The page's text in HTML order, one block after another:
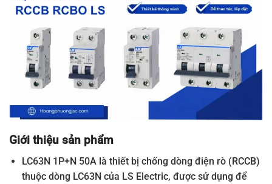
Giới thiệu sản phẩm
LC63N 1P+N 50A là thiết bị chống dòng điện rò (RCCB)
thuộc dòng LC63N của LS Electric, được sử dụng để